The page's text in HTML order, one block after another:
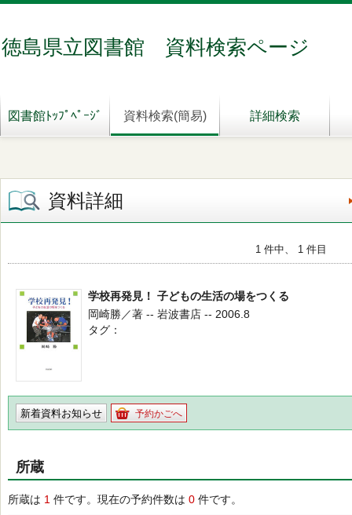
徳島県立図書館 資料検索ページ
図書館ﾄｯﾌﾟﾍﾟｰｼﾞ 資料検索(簡易) 詳細検索
資料詳細
1 件中、 1 件目
学校再発見！ 子どもの生活の場をつくる
岡崎勝／著 -- 岩波書店 -- 2006.8
タグ
新着資料お知らせ 予約かごへ
所蔵
所蔵は 1 件です。現在の予約件数は 0 件です。